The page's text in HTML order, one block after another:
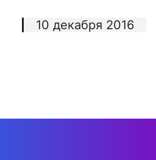
10 декабря 2016